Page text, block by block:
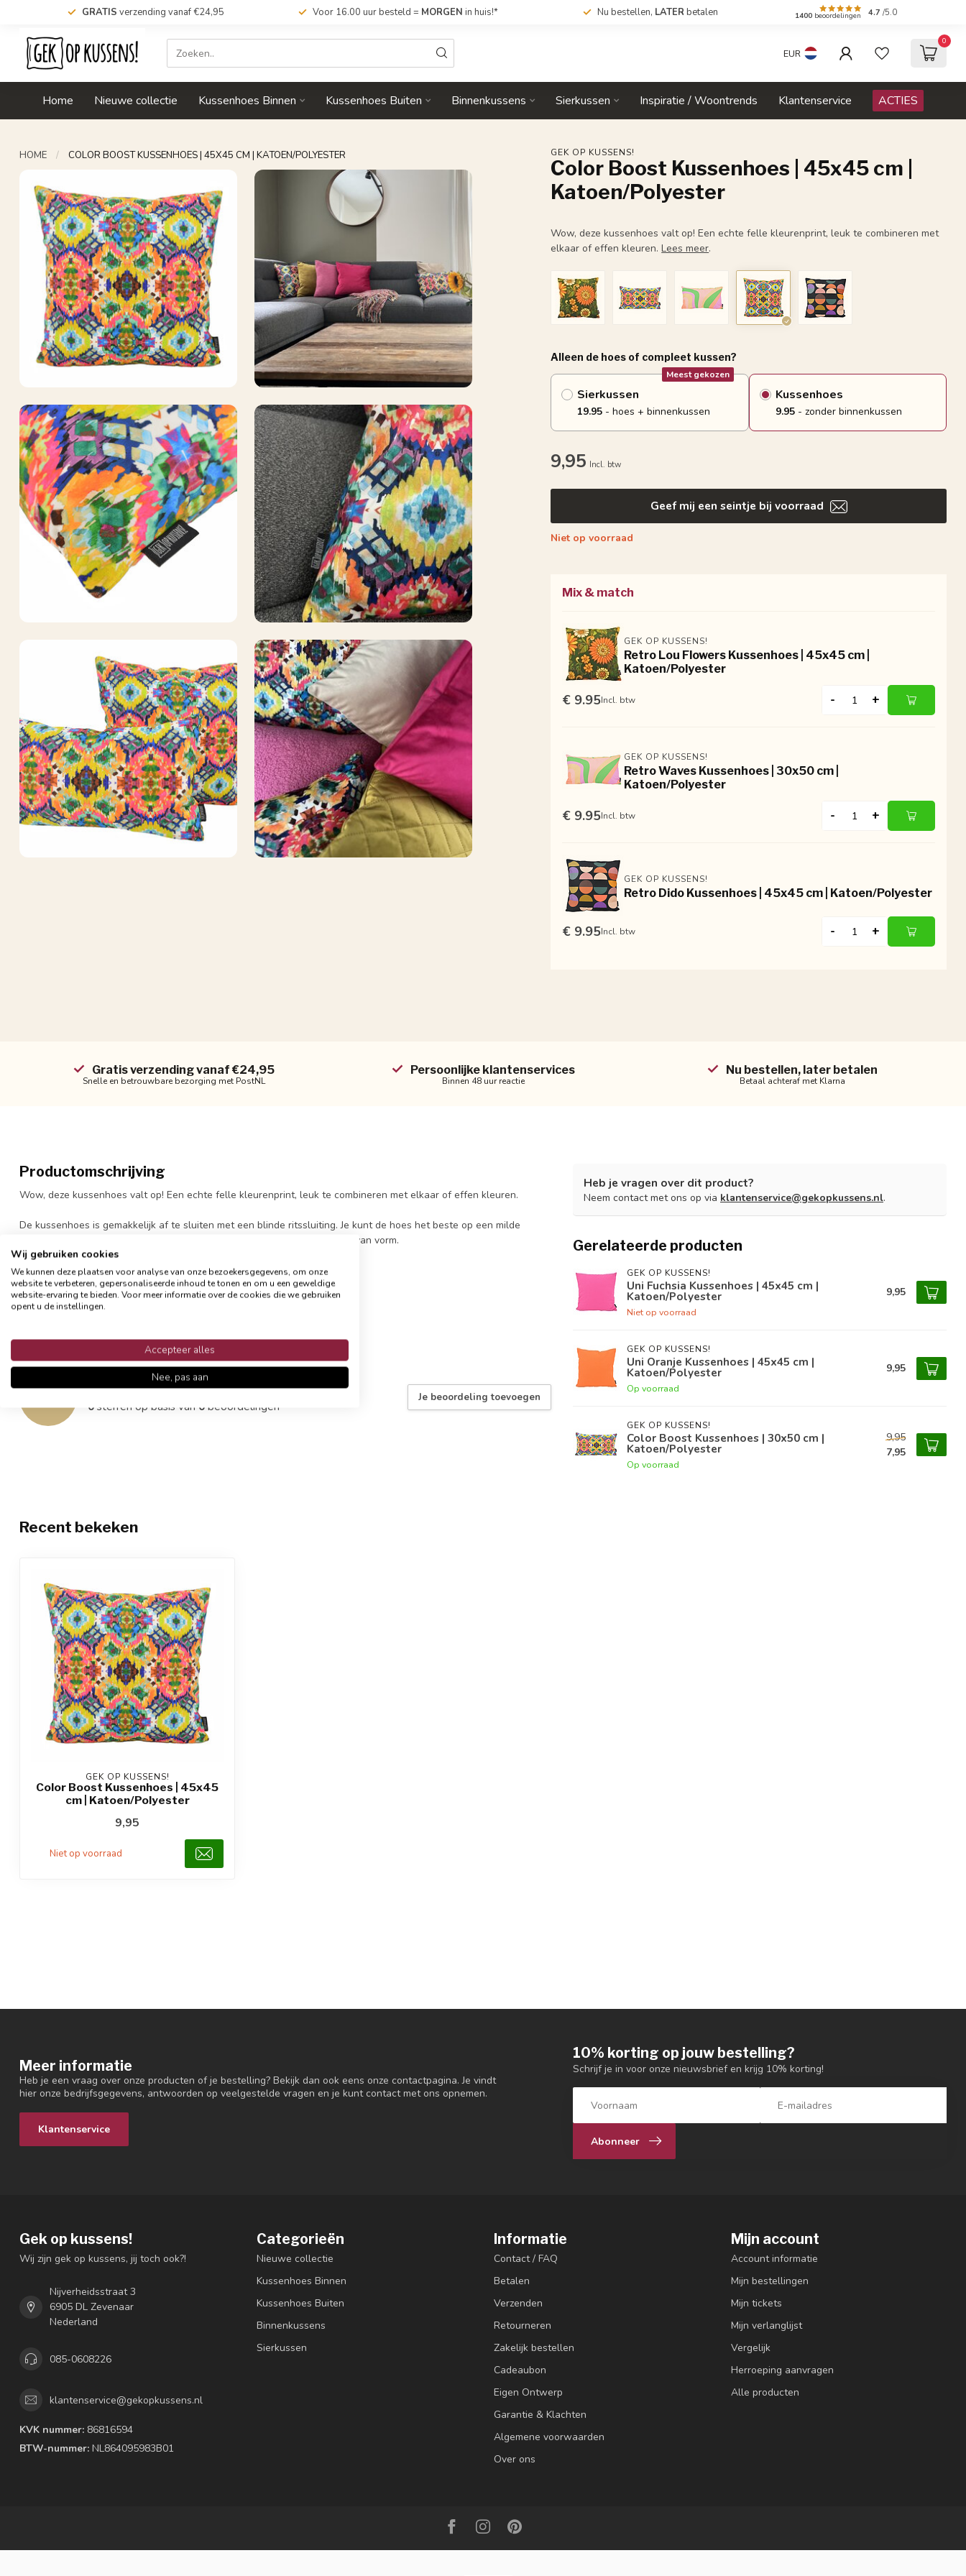
GRATIS verzending vanaf €24,95 Voor 16.00 uur besteld = MORGEN in huis!* Nu bestellen, LATER betalen 1400 beoordelingen 4.7 /5.0
EUR
0
Home Nieuwe collectie Kussenhoes Binnen Kussenhoes Buiten Binnenkussens Sierkussen Inspiratie / Woontrends Klantenservice ACTIES
HOME / COLOR BOOST KUSSENHOES | 45X45 CM | KATOEN/POLYESTER GEK OP KUSSENS!
Color Boost Kussenhoes | 45x45 cm |
Katoen/Polyester
Wow, deze kussenhoes valt op! Een echte felle kleurenprint, leuk te combineren met
elkaar of effen kleuren.Lees meer.
Alleen de hoes of compleet kussen?
Sierkussen
Meest gekozen
19.95 - hoes + binnenkussen
Kussenhoes
9.95- zonder binnenkussen
9,95 Incl. btw
Geef mij een seintje bij voorraad
Niet op voorraad
Mix & match
GEK OP KUSSENS!
Retro Lou Flowers Kussenhoes | 45x45 cm |
Katoen/Polyester
€ 9.95Incl. btw - +
GEK OP KUSSENS!
Retro Waves Kussenhoes | 30x50 cm |
Katoen/Polyester
€ 9.95Incl. btw - +
GEK OP KUSSENS!
Retro Dido Kussenhoes | 45x45 cm | Katoen/Polyester
€ 9.95Incl. btw - +
Gratis verzending vanaf €24,95
Snelle en betrouwbare bezorging met PostNL
Persoonlijke klantenservices
Binnen 48 uur reactie
Nu bestellen, later betalen
Betaal achteraf met Klarna
Productomschrijving
Wow, deze kussenhoes valt op! Een echte felle kleurenprint, leuk te combineren met elkaar of effen kleuren.
De kussenhoes is gemakkelijk af te sluiten met een blinde ritssluiting. Je kunt de hoes het beste op een milde
manier (liefst op de hand) wassen, zo blijft de hoes langer mooi en beter van vorm.
- Formaat 45 x 45 cm
- Materiaal: katoen/polyester
- Afsluitbaar met een rits
- Exclusief binnenkussen
0sterren op basis van 0beoordelingen
Je beoordeling toevoegen
Heb je vragen over dit product?
Neem contact met ons op via klantenservice@gekopkussens.nl.
Gerelateerde producten
GEK OP KUSSENS!
Uni Fuchsia Kussenhoes | 45x45 cm |
Katoen/Polyester
Niet op voorraad
9,95
GEK OP KUSSENS!
Uni Oranje Kussenhoes | 45x45 cm |
Katoen/Polyester
Op voorraad
9,95
GEK OP KUSSENS!
Color Boost Kussenhoes | 30x50 cm |
Katoen/Polyester
Op voorraad
9,95
7,95
Recent bekeken
GEK OP KUSSENS!
Color Boost Kussenhoes | 45x45
cm | Katoen/Polyester
9,95
Niet op voorraad
Meer informatie
Heb je een vraag over onze producten of je bestelling? Bekijk dan ook eens onze contactpagina. Je vindt
hier onze bedrijfsgegevens, antwoorden op veelgestelde vragen en je kunt contact met ons opnemen.
Klantenservice
10% korting op jouw bestelling?
Schrijf je in voor onze nieuwsbrief en krijg 10% korting!
Abonneer
Gek op kussens!
Wij zijn gek op kussens, jij toch ook?!
Nijverheidsstraat 3
6905 DL Zevenaar
Nederland
085-0608226
klantenservice@gekopkussens.nl
KVK nummer: 86816594
BTW-nummer: NL864095983B01
Categorieën
Nieuwe collectie
Kussenhoes Binnen
Kussenhoes Buiten
Binnenkussens
Sierkussen
Informatie
Contact / FAQ
Betalen
Verzenden
Retourneren
Zakelijk bestellen
Cadeaubon
Eigen Ontwerp
Garantie & Klachten
Algemene voorwaarden
Over ons
Mijn account
Account informatie
Mijn bestellingen
Mijn tickets
Mijn verlanglijst
Vergelijk
Herroeping aanvragen
Alle producten
Wij gebruiken cookies
We kunnen deze plaatsen voor analyse van onze bezoekersgegevens, om onze
website te verbeteren, gepersonaliseerde inhoud te tonen en om u een geweldige
website-ervaring te bieden. Voor meer informatie over de cookies die we gebruiken
opent u de instellingen.
Accepteer alles
Nee, pas aan